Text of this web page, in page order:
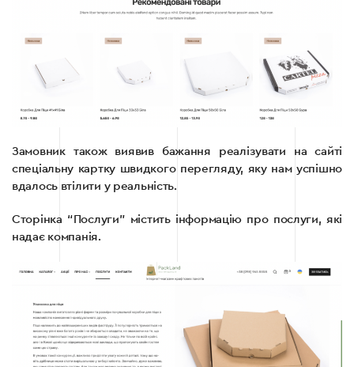
Замовник також виявив бажання реалізувати на сайті
спеціальну картку швидкого перегляду, яку нам успішно
вдалось втілити у реальність.
Сторінка “Послуги” містить інформацію про послуги, які
надає компанія.